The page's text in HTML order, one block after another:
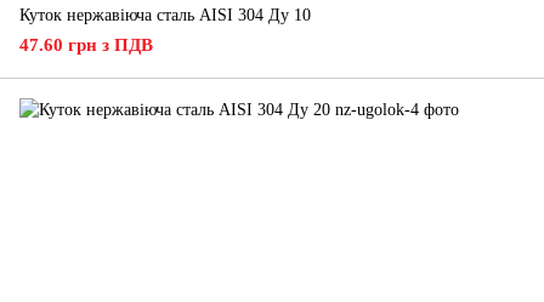
Куток нержавіюча сталь AISI 304 Ду 10
47.60 грн з ПДВ